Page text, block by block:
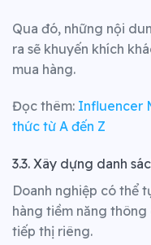
Qua đó, những nội
ra sẽ khuyến khích
mua hàng.
Đọc thêm: Influencer
thức từ A đến Z
3.3. Xây dựng danh
Doanh nghiệp có thể
hàng tiềm năng
tiếp thị riêng.